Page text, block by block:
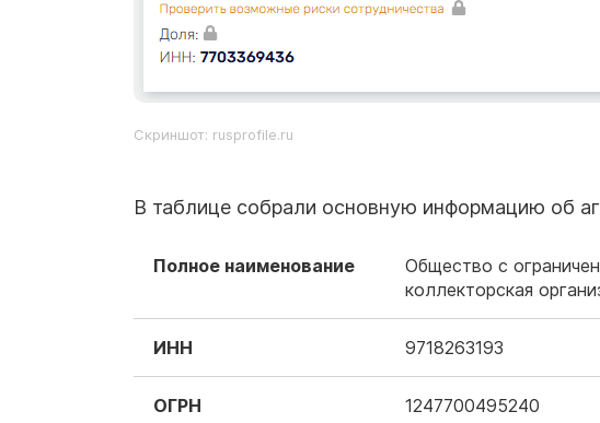
Скриншот: rusprofile.ru
В таблице собрали основную информацию об
Полное наименование
Общество с
коллекторская
ИНН 9718263193
ОГРН 1247700495240